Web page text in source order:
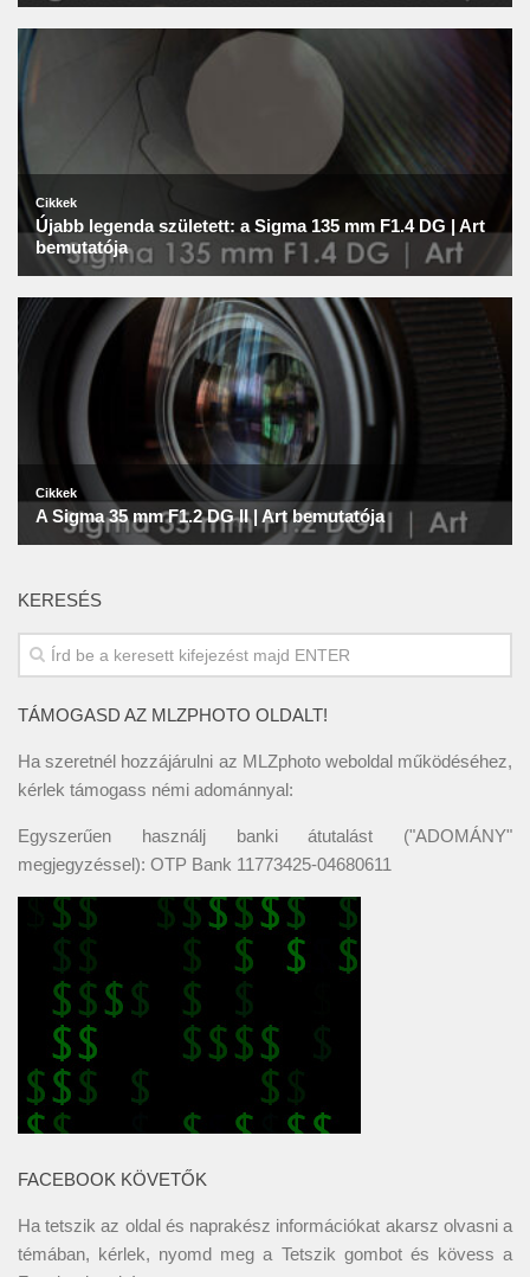
KERESÉS
TÁMOGASD AZ MLZPHOTO OLDALT!
Ha szeretnél hozzájárulni az MLZphoto weboldal működéséhez,
kérlek támogass némi adománnyal:
Egyszerűen használj banki átutalást ("ADOMÁNY"
megjegyzéssel): OTP Bank 11773425-04680611
FACEBOOK KÖVETŐK
Ha tetszik az oldal és naprakész információkat akarsz olvasni a
témában, kérlek, nyomd meg a Tetszik gombot és kövess a